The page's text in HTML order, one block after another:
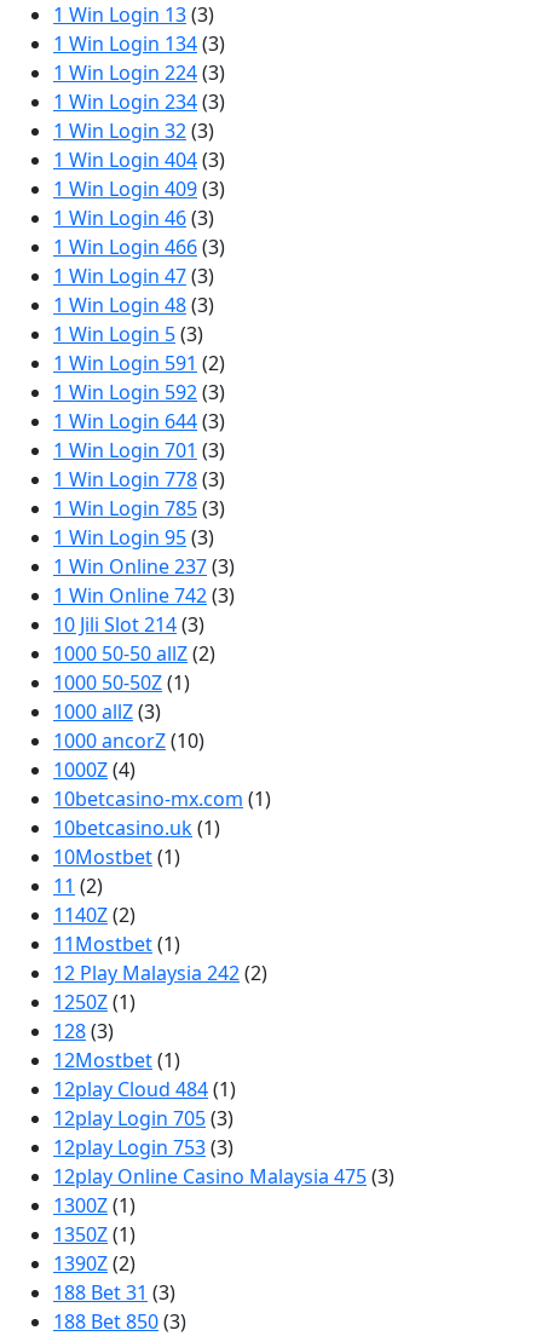
1 Win Login 13(3)
1 Win Login 134(3)
1 Win Login 224(3)
1 Win Login 234(3)
1 Win Login 32(3)
1 Win Login 404(3)
1 Win Login 409(3)
1 Win Login 46(3)
1 Win Login 466(3)
1 Win Login 47(3)
1 Win Login 48(3)
1 Win Login 5(3)
1 Win Login 591 (2)
1 Win Login 592(3)
1 Win Login 644(3)
1 Win Login 701 (3)
1 Win Login 778(3)
1 Win Login 785(3)
1 Win Login 95(3)
1 Win Online 237(3)
1 Win Online 742(3)
10 Jili Slot 214(3)
1000 50-50 allZ(2)
1000 50-50Z(1)
1000 allZ(3)
1000 ancorZ(10)
1000Z(4)
10betcasino-mx.com (1)
10betcasino.uk(1)
10Mostbet(1)
11 (2)
1140Z(2)
11Mostbet(1)
12 Play Malaysia 242(2)
1250Z(1)
128(3)
12Mostbet(1)
12play Cloud 484(1)
12play Login 705(3)
12play Login 753(3)
12play Online Casino Malaysia 475(3)
1300Z(1)
1350Z(1)
1390Z(2)
188 Bet 31 (3)
188 Bet 850(3)